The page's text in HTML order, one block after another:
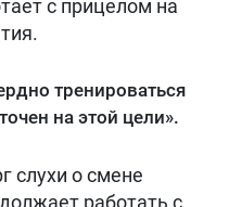
с прицелом на
тренироваться
на этой цели».
слухи о смене
работать с